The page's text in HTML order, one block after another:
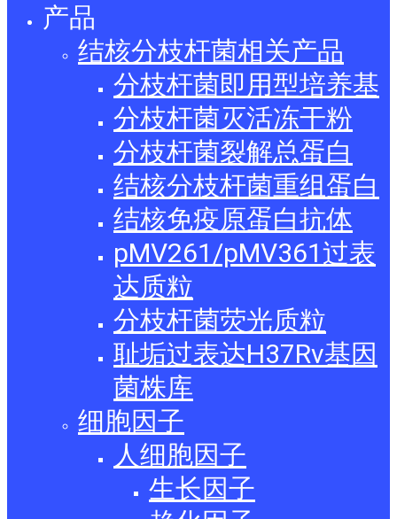
产品
结核分枝杆菌相关产品
分枝杆菌即用型培养基
分枝杆菌灭活冻干粉
分枝杆菌裂解总蛋白
结核分枝杆菌重组蛋白
结核免疫原蛋白抗体
pMV261/pMV361过表
达质粒
分枝杆菌荧光质粒
耻垢过表达H37Rv基因
菌株库
细胞因子
人细胞因子
生长因子